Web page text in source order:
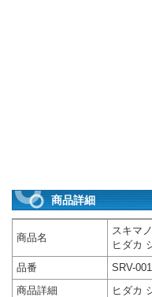
商品詳細
商品名
スキマ
ヒダカ
品番
SRV-
商品詳細
ヒダカ